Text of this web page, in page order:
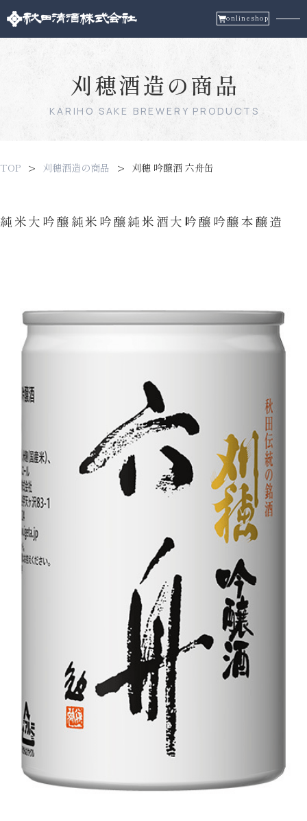
onlineshop
刈穂酒造の商品
KARIHO SAKE BREWERY PRODUCTS
TOP 刈穂酒造の商品 刈穂 吟醸酒 六舟缶
純米大吟醸純米吟醸純米酒大吟醸吟醸本醸造